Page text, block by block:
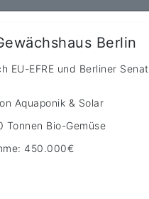
Berlin
EU-EFRE und Berliner Senat
Aquaponik & Solar
Tonnen Bio-Gemüse
450.000€